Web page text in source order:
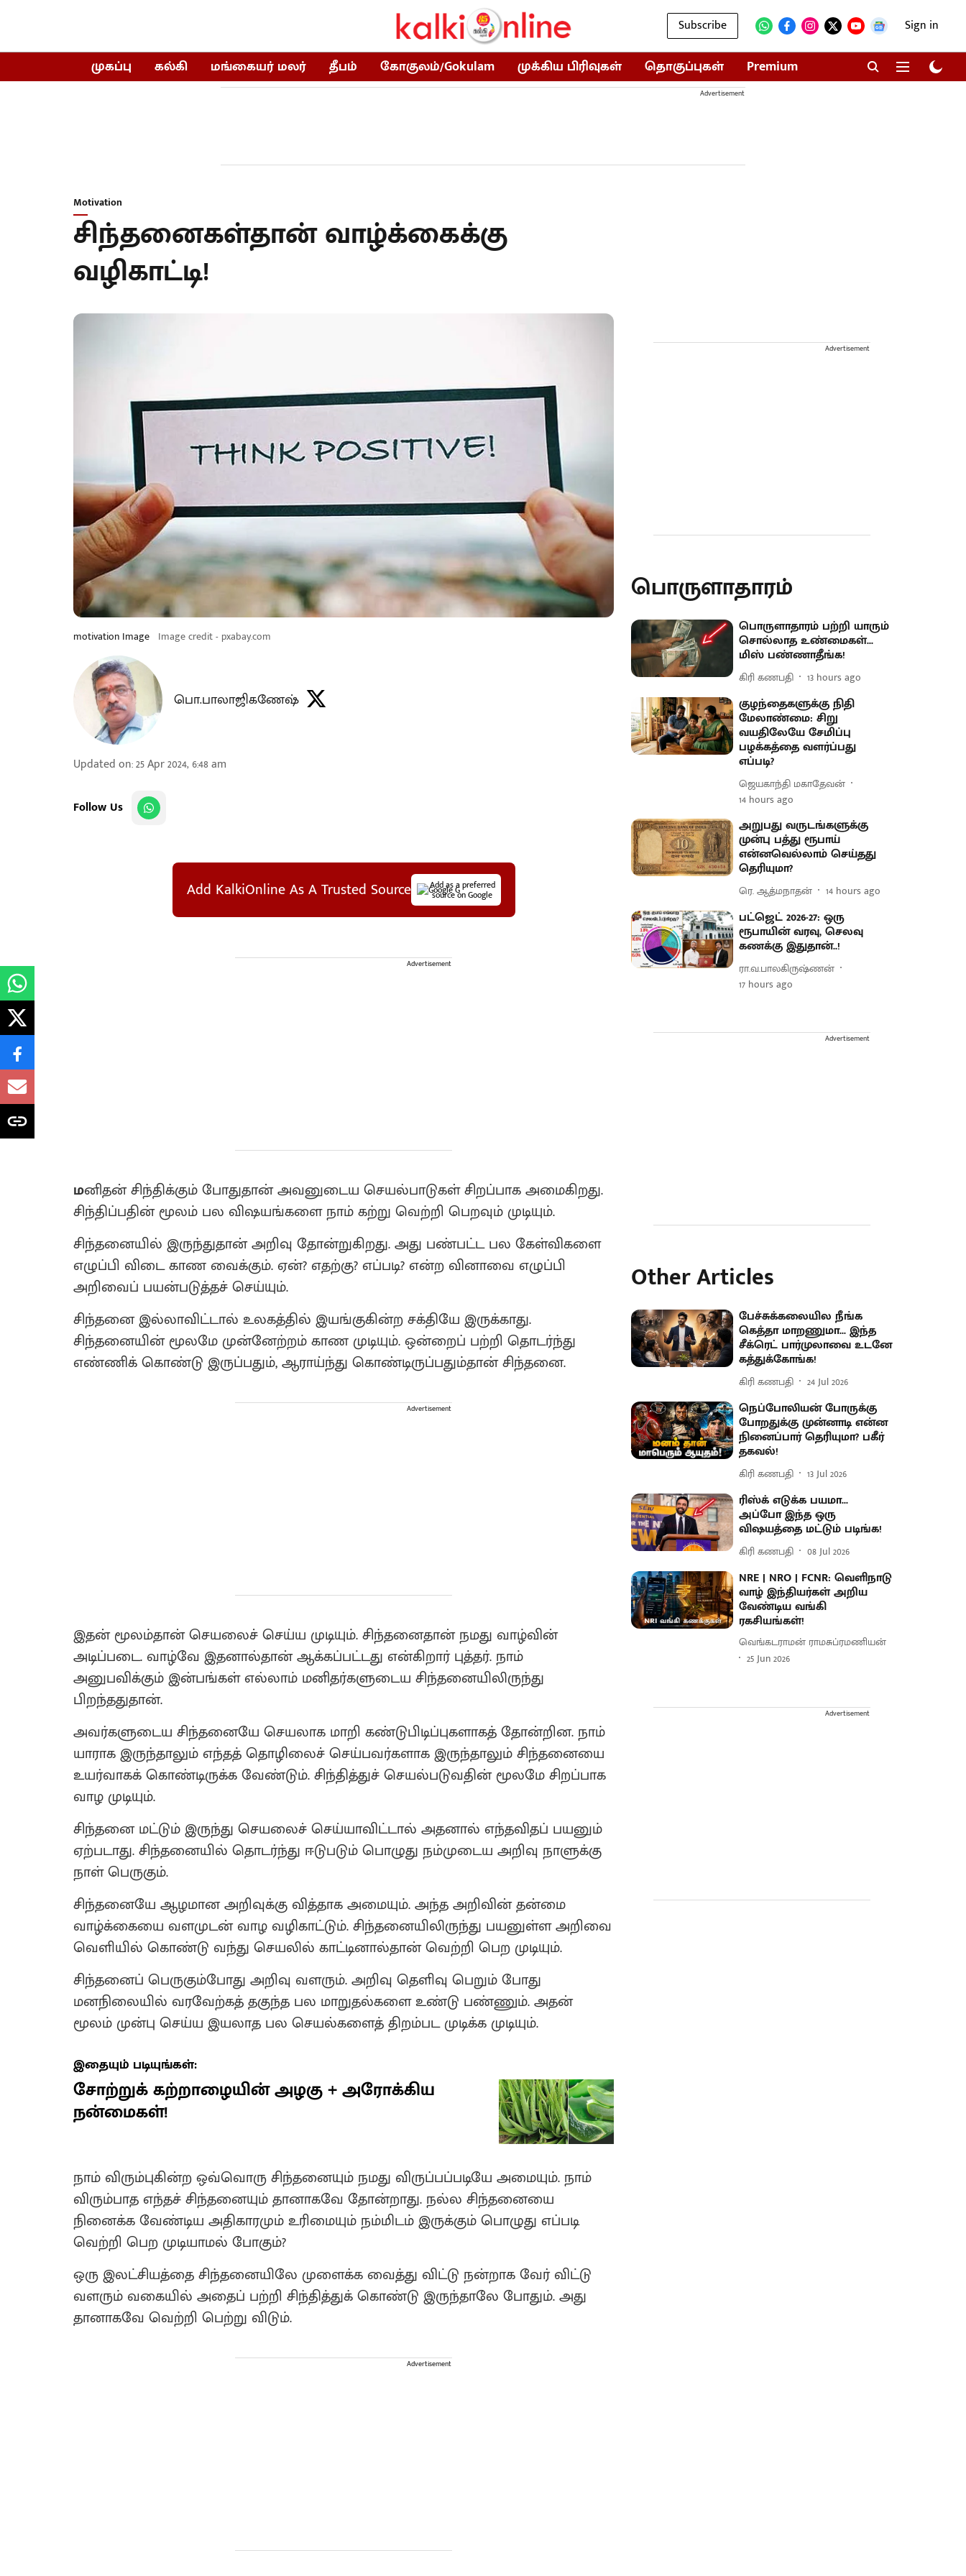
Subscribe Sign in
முகப்பு கல்கி மங்கையர் மலர் தீபம் கோகுலம்/Gokulam முக்கிய பிரிவுகள் தொகுப்புகள் Premium
Advertisement
Motivation
சிந்தனைகள்தான் வாழ்க்கைக்கு
வழிகாட்டி!
motivation Image Image credit - pxabay.com
பொ.பாலாஜிகணேஷ்
Updated on:25 Apr 2024, 6:48 am
Follow Us
Add KalkiOnline As A Trusted Source Add as a preferred
source on Google
Advertisement
மனிதன் சிந்திக்கும் போதுதான் அவனுடைய செயல்பாடுகள் சிறப்பாக அமைகிறது.
சிந்திப்பதின் மூலம் பல விஷயங்களை நாம் கற்று வெற்றி பெறவும் முடியும்.
சிந்தனையில் இருந்துதான் அறிவு தோன்றுகிறது. அது பண்பட்ட பல கேள்விகளை
எழுப்பி விடை காண வைக்கும். ஏன்? எதற்கு? எப்படி? என்ற வினாவை எழுப்பி
அறிவைப் பயன்படுத்தச் செய்யும்.
சிந்தனை இல்லாவிட்டால் உலகத்தில் இயங்குகின்ற சக்தியே இருக்காது.
சிந்தனையின் மூலமே முன்னேற்றம் காண முடியும். ஒன்றைப் பற்றி தொடர்ந்து
எண்ணிக் கொண்டு இருப்பதும், ஆராய்ந்து கொண்டிருப்பதும்தான் சிந்தனை.
Advertisement
இதன் மூலம்தான் செயலைச் செய்ய முடியும். சிந்தனைதான் நமது வாழ்வின்
அடிப்படை. வாழ்வே இதனால்தான் ஆக்கப்பட்டது என்கிறார் புத்தர். நாம்
அனுபவிக்கும் இன்பங்கள் எல்லாம் மனிதர்களுடைய சிந்தனையிலிருந்து
பிறந்ததுதான்.
அவர்களுடைய சிந்தனையே செயலாக மாறி கண்டுபிடிப்புகளாகத் தோன்றின. நாம்
யாராக இருந்தாலும் எந்தத் தொழிலைச் செய்பவர்களாக இருந்தாலும் சிந்தனையை
உயர்வாகக் கொண்டிருக்க வேண்டும். சிந்தித்துச் செயல்படுவதின் மூலமே சிறப்பாக
வாழ முடியும்.
சிந்தனை மட்டும் இருந்து செயலைச் செய்யாவிட்டால் அதனால் எந்தவிதப் பயனும்
ஏற்படாது. சிந்தனையில் தொடர்ந்து ஈடுபடும் பொழுது நம்முடைய அறிவு நாளுக்கு
நாள் பெருகும்.
சிந்தனையே ஆழமான அறிவுக்கு வித்தாக அமையும். அந்த அறிவின் தன்மை
வாழ்க்கையை வளமுடன் வாழ வழிகாட்டும். சிந்தனையிலிருந்து பயனுள்ள அறிவை
வெளியில் கொண்டு வந்து செயலில் காட்டினால்தான் வெற்றி பெற முடியும்.
சிந்தனைப் பெருகும்போது அறிவு வளரும். அறிவு தெளிவு பெறும் போது
மனநிலையில் வரவேற்கத் தகுந்த பல மாறுதல்களை உண்டு பண்ணும். அதன்
மூலம் முன்பு செய்ய இயலாத பல செயல்களைத் திறம்பட முடிக்க முடியும்.
இதையும் படியுங்கள்:
சோற்றுக் கற்றாழையின் அழகு + அரோக்கிய
நன்மைகள்!
நாம் விரும்புகின்ற ஒவ்வொரு சிந்தனையும் நமது விருப்பப்படியே அமையும். நாம்
விரும்பாத எந்தச் சிந்தனையும் தானாகவே தோன்றாது. நல்ல சிந்தனையை
நினைக்க வேண்டிய அதிகாரமும் உரிமையும் நம்மிடம் இருக்கும் பொழுது எப்படி
வெற்றி பெற முடியாமல் போகும்?
ஒரு இலட்சியத்தை சிந்தனையிலே முளைக்க வைத்து விட்டு நன்றாக வேர் விட்டு
வளரும் வகையில் அதைப் பற்றி சிந்தித்துக் கொண்டு இருந்தாலே போதும். அது
தானாகவே வெற்றி பெற்று விடும்.
Advertisement
Advertisement
பொருளாதாரம்
பொருளாதாரம் பற்றி யாரும்
சொல்லாத உண்மைகள்...
மிஸ் பண்ணாதீங்க!
கிரி கணபதி 13 hours ago
குழந்தைகளுக்கு நிதி
மேலாண்மை: சிறு
வயதிலேயே சேமிப்பு
பழக்கத்தை வளர்ப்பது
எப்படி?
ஜெயகாந்தி மகாதேவன்
14 hours ago
அறுபது வருடங்களுக்கு
முன்பு பத்து ரூபாய்
என்னவெல்லாம் செய்தது
தெரியுமா?
ரெ. ஆத்மநாதன் 14 hours ago
பட்ஜெட் 2026-27: ஒரு
ரூபாயின் வரவு, செலவு
கணக்கு இதுதான்..!
ரா.வ.பாலகிருஷ்ணன்
17 hours ago
Advertisement
Other Articles
பேச்சுக்கலையில நீங்க
கெத்தா மாறணுமா... இந்த
சீக்ரெட் பார்முலாவை உடனே
கத்துக்கோங்க!
கிரி கணபதி 24 Jul 2026
நெப்போலியன் போருக்கு
போறதுக்கு முன்னாடி என்ன
நினைப்பார் தெரியுமா? பகீர்
தகவல்!
கிரி கணபதி 13 Jul 2026
ரிஸ்க் எடுக்க பயமா...
அப்போ இந்த ஒரு
விஷயத்தை மட்டும் படிங்க!
கிரி கணபதி 08 Jul 2026
NRE | NRO | FCNR: வெளிநாடு
வாழ் இந்தியர்கள் அறிய
வேண்டிய வங்கி
ரகசியங்கள்!
வெங்கடராமன் ராமசுப்ரமணியன்
25 Jun 2026
Advertisement